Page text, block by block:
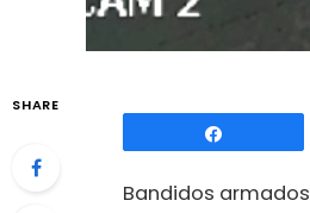
SHARE
Bandidos